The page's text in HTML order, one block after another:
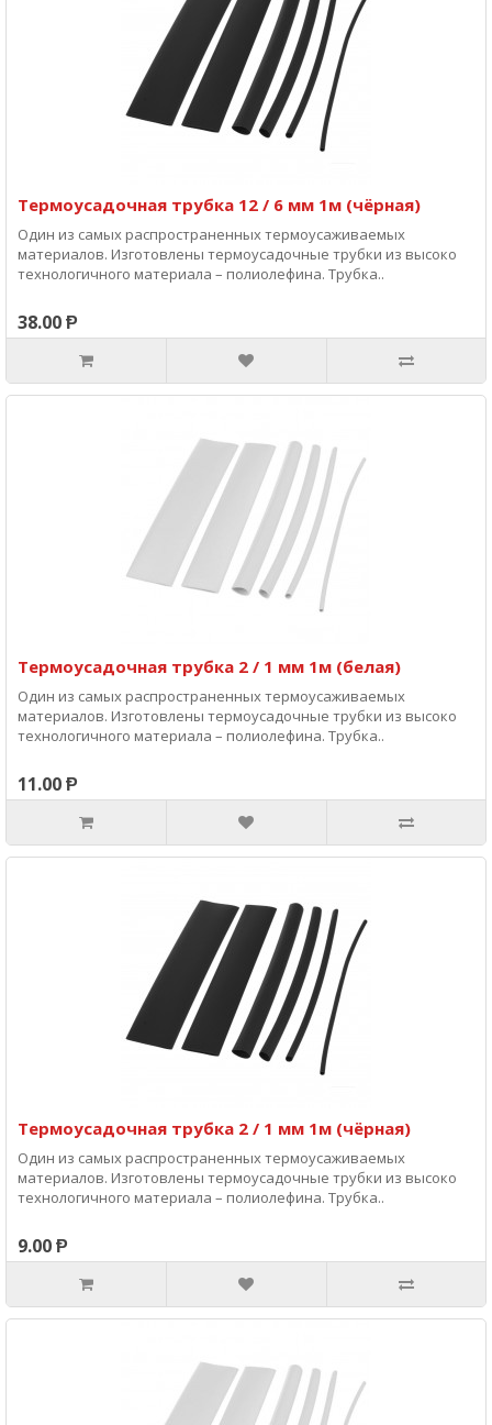
Термоусадочная трубка 12 / 6 мм 1м (чёрная)
Один из самых распространенных термоусаживаемых
материалов. Изготовлены термоусадочные трубки из высоко
технологичного материала – полиолефина. Трубка..
38.00 Ᵽ
Термоусадочная трубка 2 / 1 мм 1м (белая)
Один из самых распространенных термоусаживаемых
материалов. Изготовлены термоусадочные трубки из высоко
технологичного материала – полиолефина. Трубка..
11.00 Ᵽ
Термоусадочная трубка 2 / 1 мм 1м (чёрная)
Один из самых распространенных термоусаживаемых
материалов. Изготовлены термоусадочные трубки из высоко
технологичного материала – полиолефина. Трубка..
9.00 Ᵽ